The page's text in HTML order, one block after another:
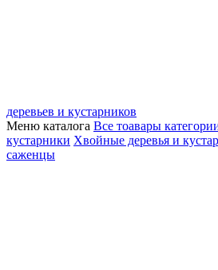
деревьев и кустарников
Меню каталога Все тоавары
кустарники Хвойные деревья и
саженцы